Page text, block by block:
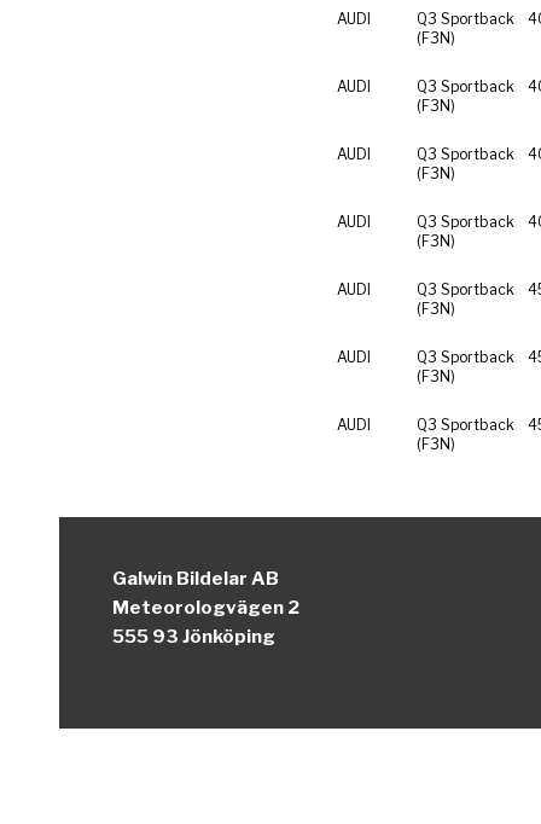
AUDI
Q3 Sportback
(F3N)
AUDI
Q3 Sportback
(F3N)
AUDI
Q3 Sportback
(F3N)
AUDI
Q3 Sportback
(F3N)
AUDI
Q3 Sportback
(F3N)
AUDI
Q3 Sportback
(F3N)
AUDI
Q3 Sportback
(F3N)
Galwin Bildelar AB
Meteorologvägen 2
555 93 Jönköping